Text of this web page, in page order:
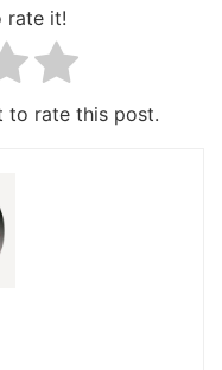
rate it!
to rate this post.